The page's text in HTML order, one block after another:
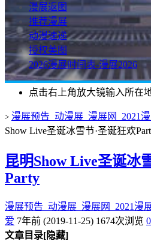
漫展返图
推荐漫展
动漫速递
授权美图
2026漫展时间表-漫展2026
点击右上角放大镜输入所在
> 漫展预告_动漫展_漫展网_2021
Show Live圣诞冰雪节·圣诞狂欢
昆明Show Live圣诞冰
Party
漫展预告_动漫展_漫展网_2021漫
爱 7年前 (2019-11-25) 1674次浏览
文章目录[隐藏]